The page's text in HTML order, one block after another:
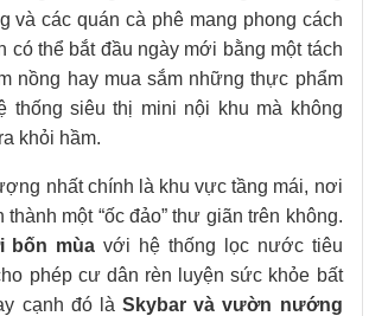
và các quán cà phê mang phong cách
có thể bắt đầu ngày mới bằng một tách
nồng hay mua sắm những thực phẩm
thống siêu thị mini nội khu mà không
khỏi hầm.
nhất chính là khu vực tầng mái, nơi
một “ốc đảo” thư giãn trên không.
bốn mùa với hệ thống lọc nước tiêu
phép cư dân rèn luyện sức khỏe bất
cạnh đó làSkybar và vườn nướng